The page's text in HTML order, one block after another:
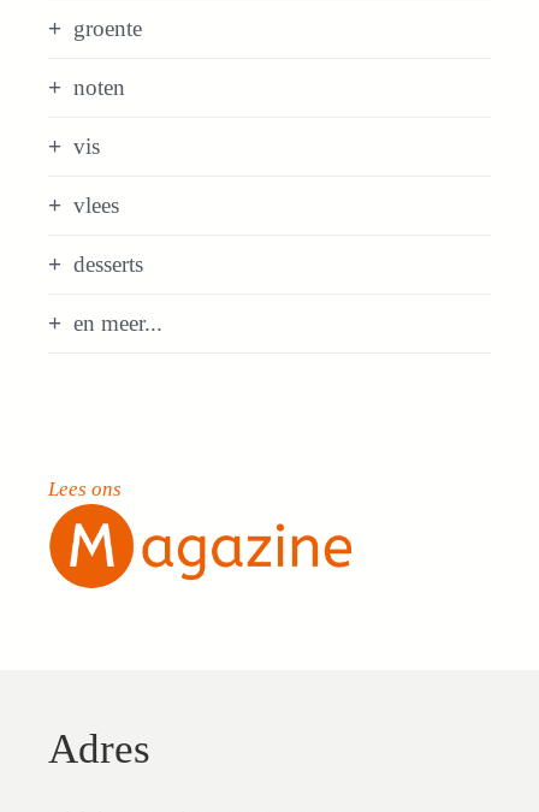
groente
noten
vis
vlees
desserts
en meer...
Lees ons
Adres